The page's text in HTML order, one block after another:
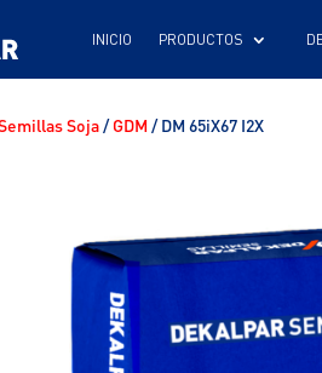
INICIO
Soja/GDM / DM 65iX67 I2X